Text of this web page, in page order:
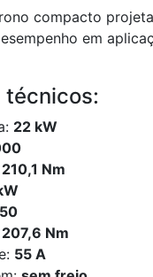
compacto
em
técnicos:
22 kW
210,1 Nm
207,6 Nm
55 A